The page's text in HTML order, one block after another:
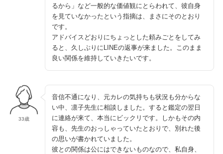
るから」など一般的な価値観にとらわれて、彼自身
を見ていなかったという指摘は、まさにそのとおり
です。
アドバイスどおりにちょっとした頼みごとをしてみ
ると、久しぶりにLINEの返事が来ました。このまま
良い関係を維持していきたいです。
33歳
音信不通になり、元カレの気持ちも状況も分からな
い中、凛子先生に相談しました。すると鑑定の翌日
に連絡が来て、本当にビックリです。しかもその内
容も、先生のおっしゃっていたとおりで、別れた後
の思いが書かれていました。
彼との関係は公にはできないものなので、私自身、